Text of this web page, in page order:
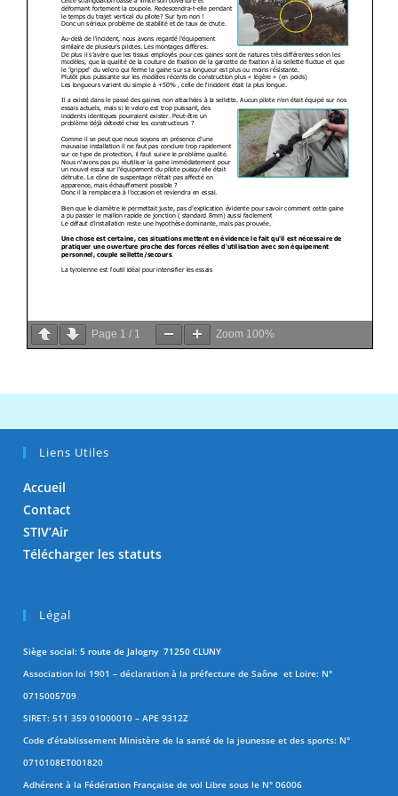
Page 1 / 1 Zoom 100%
Liens Utiles
Accueil
Contact
STIV’Air
Télécharger les statuts
Légal
Siège social: 5 route de Jalogny 71250 CLUNY
Association loi 1901 – déclaration à la préfecture de Saône et Loire: N°
0715005709
SIRET: 511 359 01000010 – APE 9312Z
Code d’établissement Ministère de la santé de la jeunesse et des sports: N°
0710108ET001820
Adhérent à la Fédération Française de vol Libre sous le N° 06006